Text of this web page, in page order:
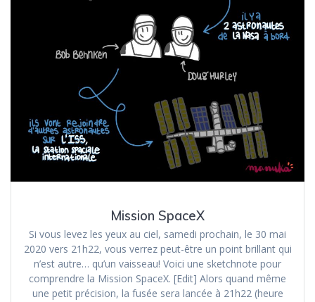
Mission SpaceX
Si vous levez les yeux au ciel, samedi prochain, le 30 mai
2020 vers 21h22, vous verrez peut-être un point brillant qui
n’est autre… qu’un vaisseau! Voici une sketchnote pour
comprendre la Mission SpaceX. [Edit] Alors quand même
une petit précision, la fusée sera lancée à 21h22 (heure